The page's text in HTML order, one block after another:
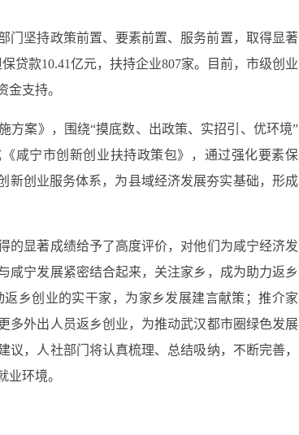
门坚持政策前置、要素前置、服务前置，取得显著
贷款10.41亿元，扶持企业807家。目前，市级创业
支持。
方案》，围绕“摸底数、出政策、实招引、优环境”
咸宁市创新创业扶持政策包》，通过强化要素保
新创业服务体系，为县域经济发展夯实基础，形成
的显著成绩给予了高度评价，对他们为咸宁经济发
咸宁发展紧密结合起来，关注家乡，成为助力返乡
乡创业的实干家，为家乡发展建言献策；推介家
多外出人员返乡创业，为推动武汉都市圈绿色发展
，人社部门将认真梳理、总结吸纳，不断完善，
环境。